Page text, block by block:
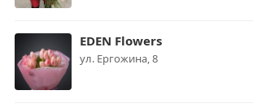
EDEN Flowers
ул. Ергожина, 8